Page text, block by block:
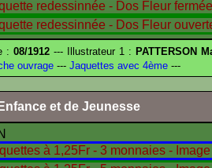
:08/1912 --- Illustrateur 1 : PATTERSON
ouvrage --- Jaquettes avec 4ème ---
et de Jeunesse